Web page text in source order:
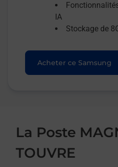
IA
Stockage de
Acheter ce Samsung
La Poste
TOUVRE